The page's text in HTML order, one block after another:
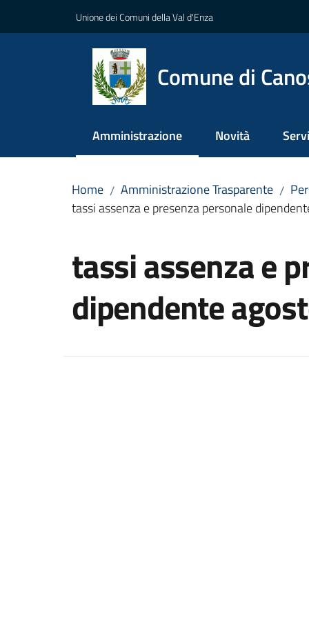
Unione dei Comuni della Val d'Enza
Comune di
Amministrazione
Menu selezionato Novità
Home / Amministrazione Trasparente /
tassi assenza e presenza personale
tassi assenza e
dipendente